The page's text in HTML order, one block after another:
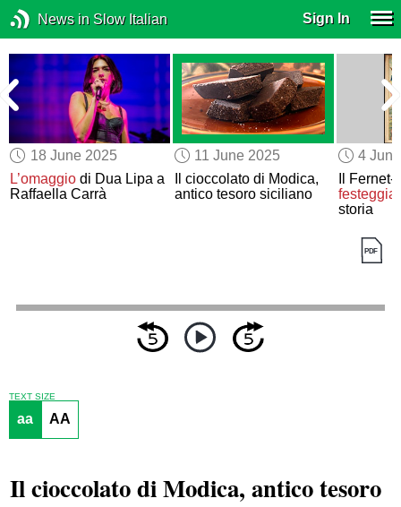
News in Slow Italian Sign In
18 June 2025
L’omaggio di Dua Lipa a
Raffaella Carrà
11 June 2025
Il cioccolato di Modica,
antico tesoro siciliano
4
Il
festeggia
storia
TEXT SIZE
aa AA
Il cioccolato di Modica, antico tesoro